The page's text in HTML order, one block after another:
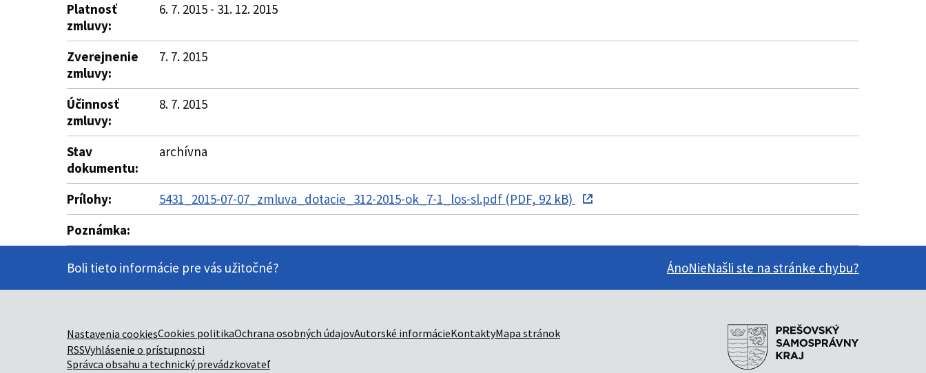
Platnosť
zmluvy:
6. 7. 2015 - 31. 12. 2015
Zverejnenie
zmluvy:
7. 7. 2015
Účinnosť
zmluvy:
8. 7. 2015
Stav
dokumentu:
archívna
Prílohy:
5431_2015-07-07_zmluva_dotacie_312-2015-ok_7-1_los-sl.pdf (PDF, 92 kB)
Poznámka:
Boli tieto informácie pre vás užitočné? ÁnoNieNašli ste na stránke chybu?
Nastavenia cookiesCookies politikaOchrana osobných údajovAutorské informácieKontaktyMapa stránok
RSSVyhlásenie o prístupnosti
Správca obsahu a technický prevádzkovateľ